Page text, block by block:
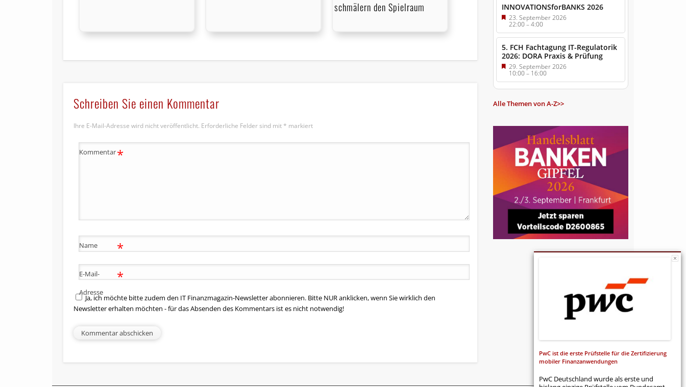
schmälern den Spielraum
Schreiben Sie einen Kommentar
Ihre E-Mail-Adresse wird nicht veröffentlicht. Erforderliche Felder sind mit * markiert
Kommentar*
Name *
E-Mail-
Adresse
*
Ja, ich möchte bitte zudem den IT Finanzmagazin-Newsletter abonnieren. Bitte NUR anklicken, wenn Sie wirklich den
Newsletter erhalten möchten - für das Absenden des Kommentars ist es nicht notwendig!
INNOVATIONSforBANKS 2026
23. September 2026
22:00–4:00
5. FCH Fachtagung IT-Regulatorik
2026: DORA Praxis & Prüfung
29. September 2026
10:00– 16:00
Alle Themen von A-Z>>
PwC ist die erste Prüfstelle für die Zertifizierung
mobiler Finanzanwendungen
PwC Deutschland wurde als erste und